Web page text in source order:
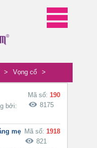
> Vọng cổ
>
Mã số: 190
8175
bởi:
Mã số: 1918
821
mẹ